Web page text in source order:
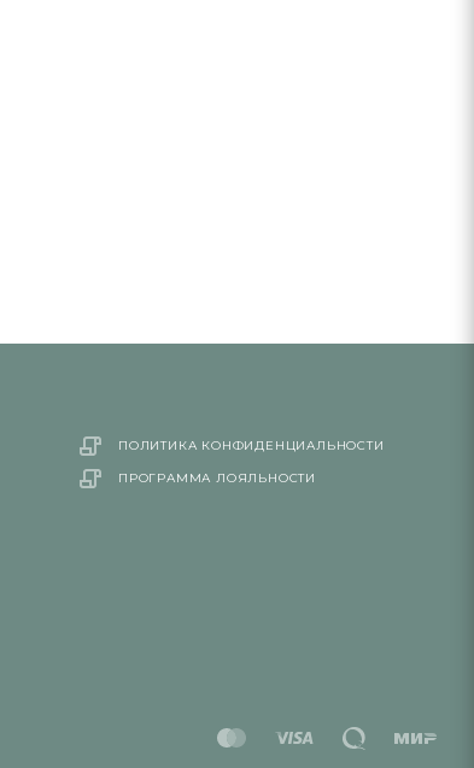
ПОЛИТИКА КОНФИДЕНЦИАЛЬНОСТИ
ПРОГРАММА ЛОЯЛЬНОСТИ